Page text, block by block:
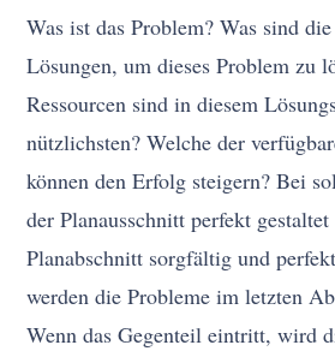
Was ist das Problem? Was sind
Lösungen, um dieses Problem zu
Ressourcen sind in diesem
nützlichsten? Welche der
können den Erfolg steigern? Bei
der Planausschnitt perfekt
Planabschnitt sorgfältig und
werden die Probleme im letzten
Wenn das Gegenteil eintritt, wird